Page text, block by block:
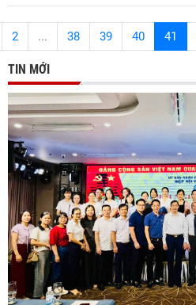
2 ... 38 39 40 41
TIN MỚI